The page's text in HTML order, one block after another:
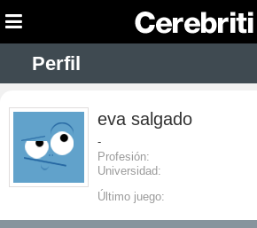
Perfil
eva salgado
-
Profesión:
Universidad:
Último juego: